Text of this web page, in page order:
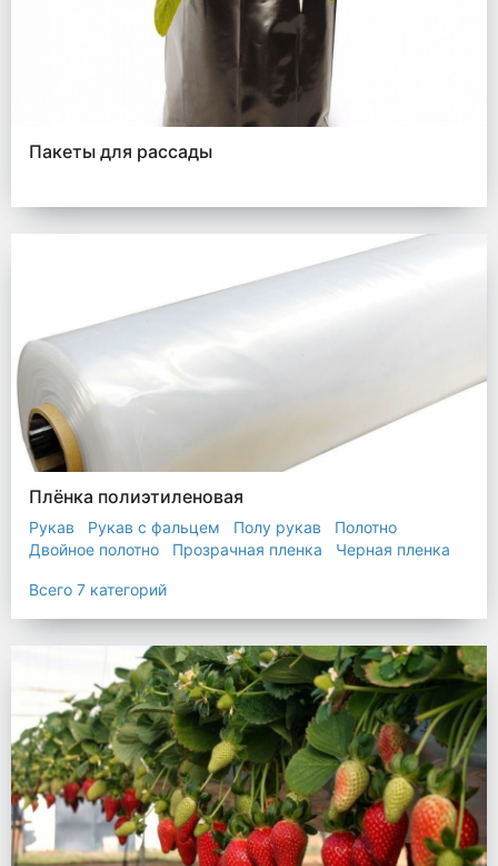
Пакеты для рассады
Плёнка полиэтиленовая
Рукав Рукав с фальцем Полу рукав
Полотно
Двойное полотно
Прозрачная пленка Черная пленка
Всего 7 категорий